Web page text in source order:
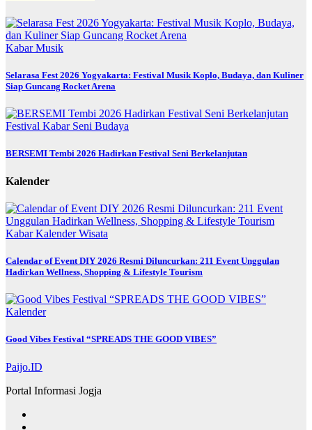
KabarMusik
Selarasa Fest 2026 Yogyakarta: Festival Musik Koplo, Budaya, dan Kuliner
Siap Guncang Rocket Arena
Festival Kabar Seni Budaya
BERSEMI Tembi 2026 Hadirkan Festival Seni Berkelanjutan
Kalender
KabarKalenderWisata
Calendar of Event DIY 2026 Resmi Diluncurkan: 211 Event Unggulan
Hadirkan Wellness, Shopping & Lifestyle Tourism
Kalender
Good Vibes Festival “SPREADS THE GOOD VIBES”
Paijo.ID
Portal Informasi Jogja